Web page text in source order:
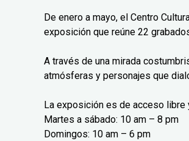
De enero a mayo, el Centro
exposición que reúne 22
A través de una mirada
atmósferas y personajes que
La exposición es de acceso
Martes a sábado: 10 am – 8 pm
Domingos: 10 am – 6 pm